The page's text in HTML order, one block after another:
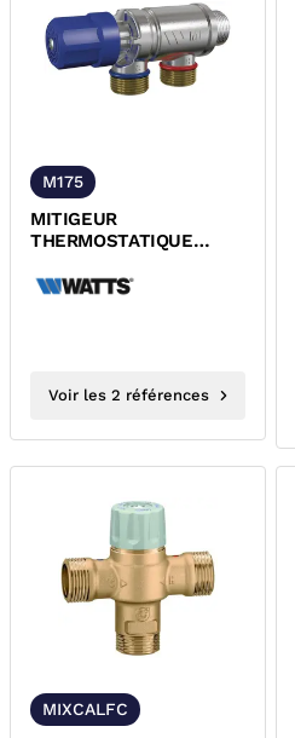
M175
MITIGEUR
THERMOSTATIQUE
LAITON NICKELE MALE
Voir les 2 références
MIXCALFC